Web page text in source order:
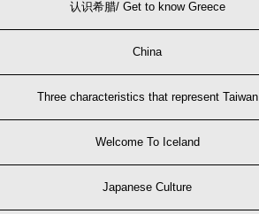
认识希腊/ Get to know Greece
China
Three characteristics that represent Taiwan
Welcome To Iceland
Japanese Culture